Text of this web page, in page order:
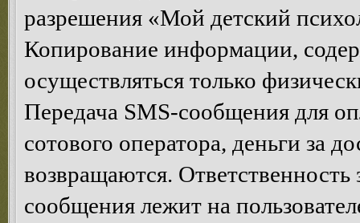
разрешения «Мой детский
Копирование информации,
осуществляться только
Передача SMS-сообщения для
сотового оператора, деньги за
возвращаются. Ответственность
сообщения лежит на